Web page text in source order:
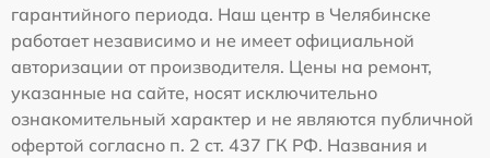
гарантийного периода. Наш центр в Челябинске
работает независимо и не имеет официальной
авторизации от производителя. Цены на ремонт,
указанные на сайте, носят исключительно
ознакомительный характер и не являются публичной
офертой согласно п. 2 ст. 437 ГК РФ. Названия и